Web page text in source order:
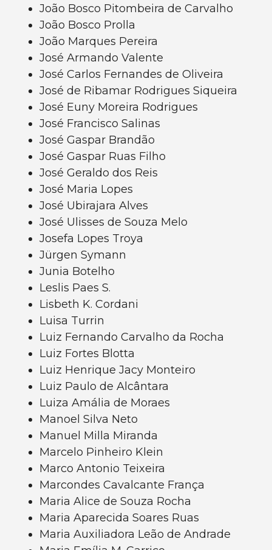
João Bosco Pitombeira de Carvalho
João Bosco Prolla
João Marques Pereira
José Armando Valente
José Carlos Fernandes de Oliveira
José de Ribamar Rodrigues Siqueira
José Euny Moreira Rodrigues
José Francisco Salinas
José Gaspar Brandão
José Gaspar Ruas Filho
José Geraldo dos Reis
José Maria Lopes
José Ubirajara Alves
José Ulisses de Souza Melo
Josefa Lopes Troya
Jürgen Symann
Junia Botelho
Leslis Paes S.
Lisbeth K. Cordani
Luisa Turrin
Luiz Fernando Carvalho da Rocha
Luiz Fortes Blotta
Luiz Henrique Jacy Monteiro
Luiz Paulo de Alcântara
Luiza Amália de Moraes
Manoel Silva Neto
Manuel Milla Miranda
Marcelo Pinheiro Klein
Marco Antonio Teixeira
Marcondes Cavalcante França
Maria Alice de Souza Rocha
Maria Aparecida Soares Ruas
Maria Auxiliadora Leão de Andrade